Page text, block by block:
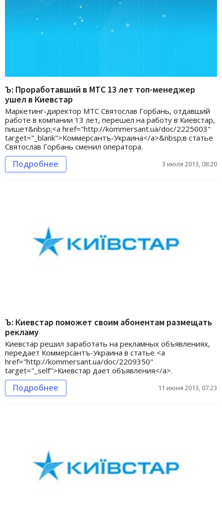
Ъ: Проработавший в МТС 13 лет топ-менеджер
ушел в Киевстар
Маркетинг-директор МТС Святослав Горбань, отдавший
работе в компании 13 лет, перешел на работу в Киевстар,
пишет&nbsp;<a href="http://kommersant.ua/doc/2225003"
target="_blank">Коммерсантъ-Украина</a>&nbsp;в статье
Святослав Горбань сменил оператора.
Подробнее 3 июля 2013, 08:20
Ъ: Киевстар поможет своим абонентам размещать
рекламу
Киевстар решил заработать на рекламных объявлениях,
передает Коммерсантъ-Украина в статье <a
href="http://kommersant.ua/doc/2209350"
target="_self">Киевстар дает объявления</a>.
Подробнее 11 июня 2013, 07:23